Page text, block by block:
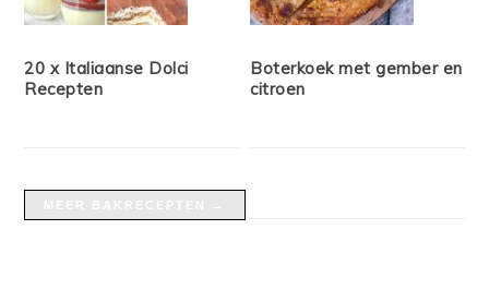
20 x Italiaanse Dolci
Recepten
Boterkoek met gember en
citroen